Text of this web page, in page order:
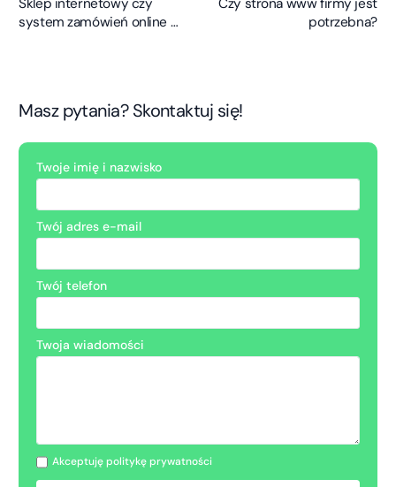
system zamówień online –
potrzebna?
Masz pytania? Skontaktuj się!
Twoje imię i nazwisko
Twój adres e-mail
Twój telefon
Twoja wiadomości
Akceptuję politykę prywatności